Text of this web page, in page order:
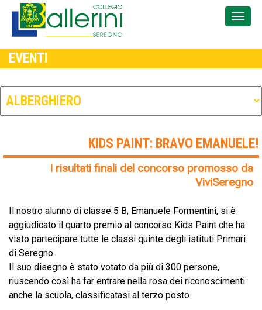
EVENTI
KIDS PAINT: BRAVO EMANUELE!
I risultati finali del concorso promosso da
ViviSeregno
Il nostro alunno di classe 5 B, Emanuele Formentini, si è
aggiudicato il quarto premio al concorso Kids Paint che ha
visto partecipare tutte le classi quinte degli istituti Primari
di Seregno.
Il suo disegno è stato votato da più di 300 persone,
riuscendo così ha far entrare nella rosa dei riconoscimenti
anche la scuola, classificatasi al terzo posto.